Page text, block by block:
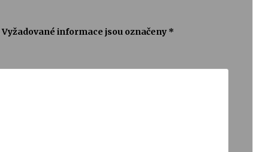
Vyžadované informace jsou označeny *